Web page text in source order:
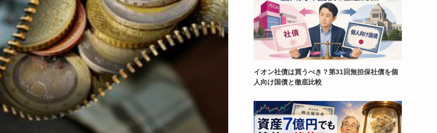
イオン社債は買うべき？第31回無担保社債を個
人向け国債と徹底比較